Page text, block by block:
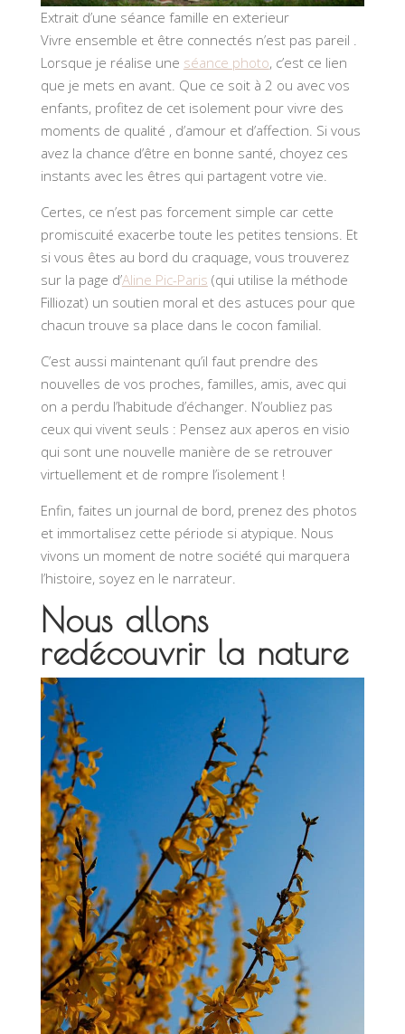
Extrait d’une séance famille en exterieur
Vivre ensemble et être connectés n’est pas pareil .
Lorsque je réalise une séance photo, c’est ce lien
que je mets en avant. Que ce soit à 2 ou avec vos
enfants, profitez de cet isolement pour vivre des
moments de qualité , d’amour et d’affection. Si vous
avez la chance d’être en bonne santé, choyez ces
instants avec les êtres qui partagent votre vie.
Certes, ce n’est pas forcement simple car cette
promiscuité exacerbe toute les petites tensions. Et
si vous êtes au bord du craquage, vous trouverez
sur la page d’Aline Pic-Paris (qui utilise la méthode
Filliozat) un soutien moral et des astuces pour que
chacun trouve sa place dans le cocon familial.
C’est aussi maintenant qu’il faut prendre des
nouvelles de vos proches, familles, amis, avec qui
on a perdu l’habitude d’échanger. N’oubliez pas
ceux qui vivent seuls : Pensez aux aperos en visio
qui sont une nouvelle manière de se retrouver
virtuellement et de rompre l’isolement !
Enfin, faites un journal de bord, prenez des photos
et immortalisez cette période si atypique. Nous
vivons un moment de notre société qui marquera
l’histoire, soyez en le narrateur.
Nous allons
redécouvrir la nature